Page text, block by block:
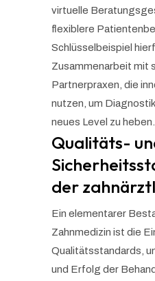
virtuelle
flexiblere
Schlüsselbeispiel
Zusammenarbeit mit
Partnerpraxen, die
nutzen, um
neues Level zu heben.
Qualitäts-
der
Ein elementarer
Zahnmedizin ist die
Qualitätsstandards,
und Erfolg der